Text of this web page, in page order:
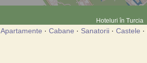
Hoteluri în Turcia
Apartamente · Cabane · Sanatorii· Castele ·